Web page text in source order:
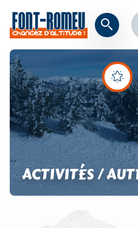
ACTIVITÉS /